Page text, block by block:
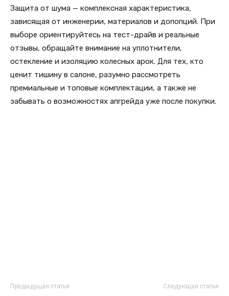
Защита от шума — комплексная характеристика,
зависящая от инженерии, материалов и допопций. При
выборе ориентируйтесь на тест-драйв и реальные
отзывы, обращайте внимание на уплотнители,
остекление и изоляцию колесных арок. Для тех, кто
ценит тишину в салоне, разумно рассмотреть
премиальные и топовые комплектации, а также не
забывать о возможностях апгрейда уже после покупки.
Предыдущая статья Следующая статья